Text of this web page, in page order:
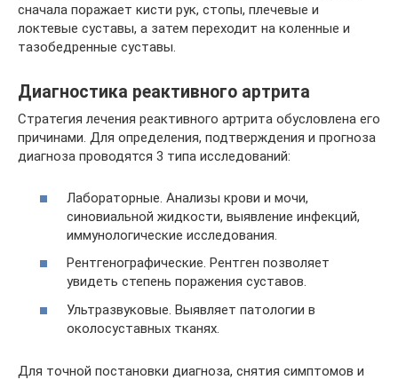
сначала поражает кисти рук, стопы, плечевые и
локтевые суставы, а затем переходит на коленные и
тазобедренные суставы.
Диагностика реактивного артрита
Стратегия лечения реактивного артрита обусловлена его
причинами. Для определения, подтверждения и прогноза
диагноза проводятся 3 типа исследований:
Лабораторные. Анализы крови и мочи,
синовиальной жидкости, выявление инфекций,
иммунологические исследования.
Рентгенографические. Рентген позволяет
увидеть степень поражения суставов.
Ультразвуковые. Выявляет патологии в
околосуставных тканях.
Для точной постановки диагноза, снятия симптомов и